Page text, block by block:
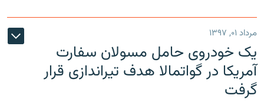
مرداد ۰۱, ۱۳۹۷
یک خودروی حامل مسولان سفارت
آمریکا در گواتمالا هدف تیراندازی قرار
گرفت